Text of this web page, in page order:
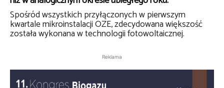
Spośród wszystkich przyłączonych w pierwszym
kwartale mikroinstalacji OZE, zdecydowana większość
została wykonana w technologii fotowoltaicznej.
Reklama